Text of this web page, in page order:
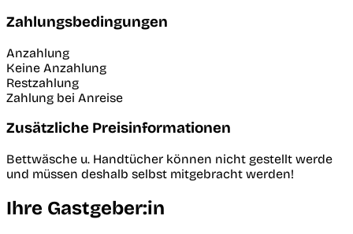
Zahlungsbedingungen
Anzahlung
Keine Anzahlung
Restzahlung
Zahlung bei Anreise
Zusätzliche Preisinformationen
Bettwäsche u. Handtücher können nicht gestellt werde
und müssen deshalb selbst mitgebracht werden!
Ihre Gastgeber:in